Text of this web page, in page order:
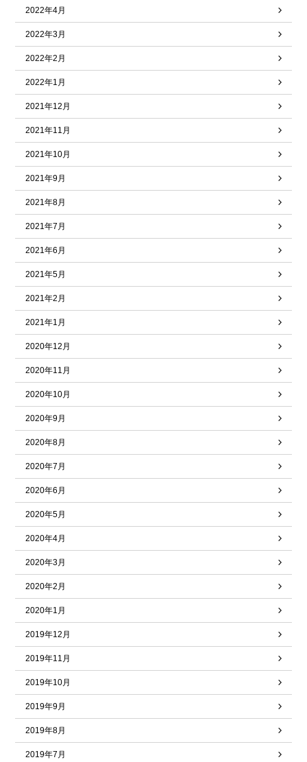
2022年4月
2022年3月
2022年2月
2022年1月
2021年12月
2021年11月
2021年10月
2021年9月
2021年8月
2021年7月
2021年6月
2021年5月
2021年2月
2021年1月
2020年12月
2020年11月
2020年10月
2020年9月
2020年8月
2020年7月
2020年6月
2020年5月
2020年4月
2020年3月
2020年2月
2020年1月
2019年12月
2019年11月
2019年10月
2019年9月
2019年8月
2019年7月